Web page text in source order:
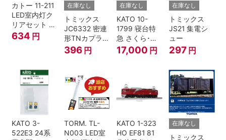
カトー 11-211
LED室内灯ク
リアセット N
ゲージ
634 円
在庫なし
トミックス
JC6332 密連
形TNカプラー
(SPグレー電
連付・211系)
396 円
在庫なし
KATO 10-
1799 寝台特
急 さくら･は
やぶさ/富士
24系 9両セッ
17,000 円
在庫なし
トミックス
JS21 集電シ
ュー
297 円
KATO 3-
522E3 24系
TORM. TL-
N003 LED室
KATO 1-323
HO EF81 81
在庫なし
トミックス